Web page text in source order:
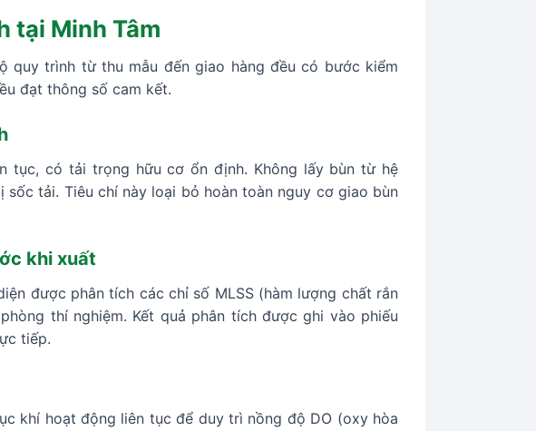
tại Minh Tâm
quy trình từ thu mẫu đến giao hàng đều có bước kiểm
đạt thông số cam kết.
tục, có tải trọng hữu cơ ổn định. Không lấy bùn từ hệ
tải. Tiêu chí này loại bỏ hoàn toàn nguy cơ giao bùn
khi xuất
được phân tích các chỉ số MLSS (hàm lượng chất rắn
thí nghiệm. Kết quả phân tích được ghi vào phiếu
tiếp.
khí hoạt động liên tục để duy trì nồng độ DO (oxy hòa